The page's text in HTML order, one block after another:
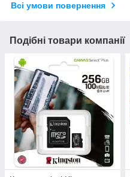
Всі умови повернення
Подібні товари компанії